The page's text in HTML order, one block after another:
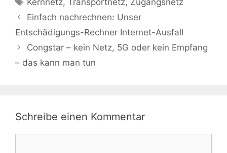
Kernnetz,Transportnetz, Zugangsnetz
Einfach nachrechnen: Unser
Entschädigungs-Rechner Internet-Ausfall
Congstar – kein Netz, 5G oder kein Empfang
– das kann man tun
Schreibe einen Kommentar